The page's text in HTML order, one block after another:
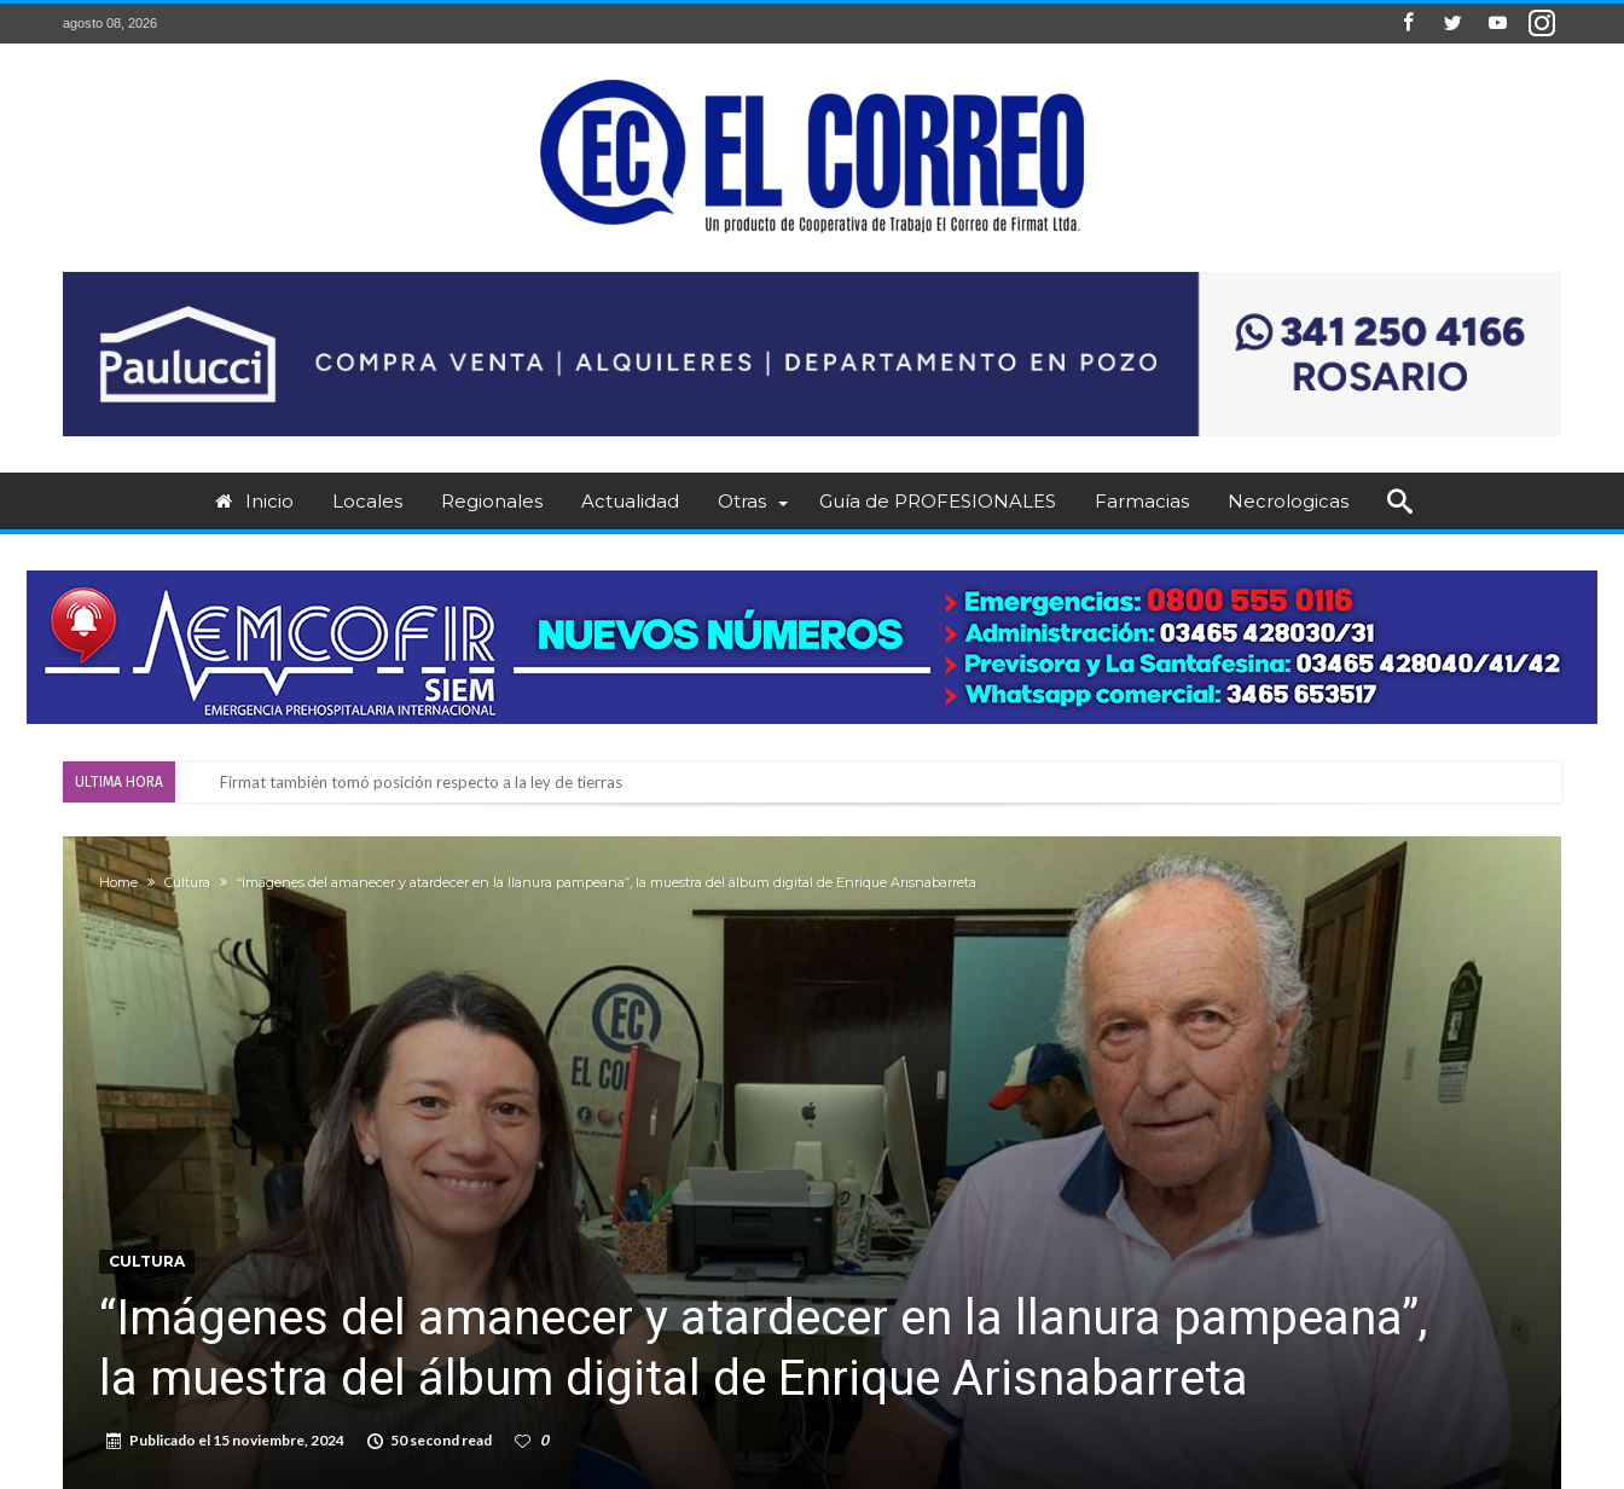
agosto 08, 2026
Inicio Locales Regionales Actualidad Otras Guía de PROFESIONALES Farmacias Necrologicas
ULTIMA HORA Firmat también tomó posición respecto a la ley de tierras
Vassalli: en potencial y con fechas diferidas, la empresa reformula sus anuncios a los trabajadores
Firmat: avanza la investigación de dos empleadas del Juzgado de Faltas por presuntas irregularidades
Villada: el viento provocó el desprendimiento del techo del galpón del ferrocarril
Violento robo en la zona rural de Firmat: maniataron a una pareja de adultos mayores
Colecta solidaria de juguetes en Firmat para el EPI y el Hospital Vilela
Firmat: “Codo a codo” lanza una campaña de recolección de golosinas para agasajar a los niños en su día
Vuelve el básquet: este viernes arranca el Clausura con agenda confirmada y planteles renovados
Home Cultura “Imágenes del amanecer y atardecer en la llanura pampeana”, la muestra del álbum digital de Enrique Arisnabarreta
CULTURA
“Imágenes del amanecer y atardecer en la llanura pampeana”,
la muestra del álbum digital de Enrique Arisnabarreta
Publicado el 15 noviembre, 2024 50 second read 0